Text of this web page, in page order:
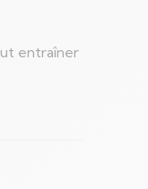
entraîner